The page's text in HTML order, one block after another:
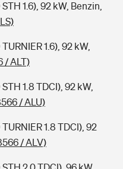
1.6), 92 kW, Benzin,
1.6), 92 kW,
/ ALT)
1.8 TDCI), 92 kW,
/ ALU)
1.8 TDCI), 92
/ ALV)